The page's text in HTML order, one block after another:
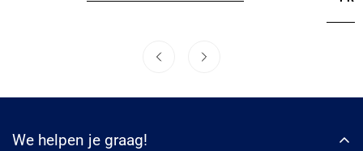
We helpen je graag!